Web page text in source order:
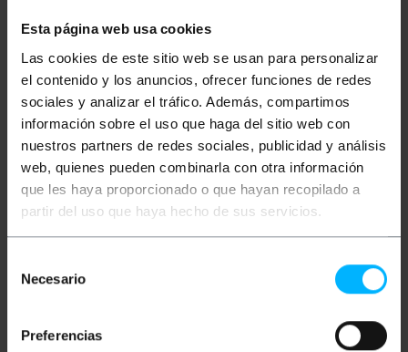
Esta página web usa cookies
Las cookies de este sitio web se usan para personalizar
el contenido y los anuncios, ofrecer funciones de redes
sociales y analizar el tráfico. Además, compartimos
información sobre el uso que haga del sitio web con
nuestros partners de redes sociales, publicidad y análisis
web, quienes pueden combinarla con otra información
que les haya proporcionado o que hayan recopilado a
partir del uso que haya hecho de sus servicios.
Necesario
Preferencias
Distribuidor de vídeo ativo que multiplica o sinal de
entrada e o amplifica. Tem uma entrada de vídeo (1 x
BNC-Female) e quatro saídas de vídeo (4 x BNC-
Female).
Especificações
Distância máxima do cabo coaxial da câmera
para a entrada de vídeo de 1000m.
Distância máxima do cabo coaxial das saídas
de vídeo para o monitor de 1000m.
Nível de entrada de vídeo: 0.8 ~ 1.2Vp-p, 75
Ohms.
Nível de saída de vídeo: 1Vp-p (padrão), 75
ohms (largura de banda de 10Hz-10MHz).
Tamanho: 137 x 86 x 28 mm.